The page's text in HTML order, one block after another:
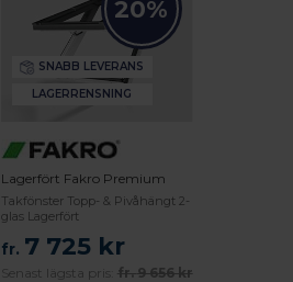
20%
SNABB LEVERANS
LAGERRENSNING
Lagerfört Fakro Premium
Takfönster Topp- & Pivåhängt 2-
glas Lagerfört
fr. 7 725 kr
Senast lägsta pris: fr.9 656 kr